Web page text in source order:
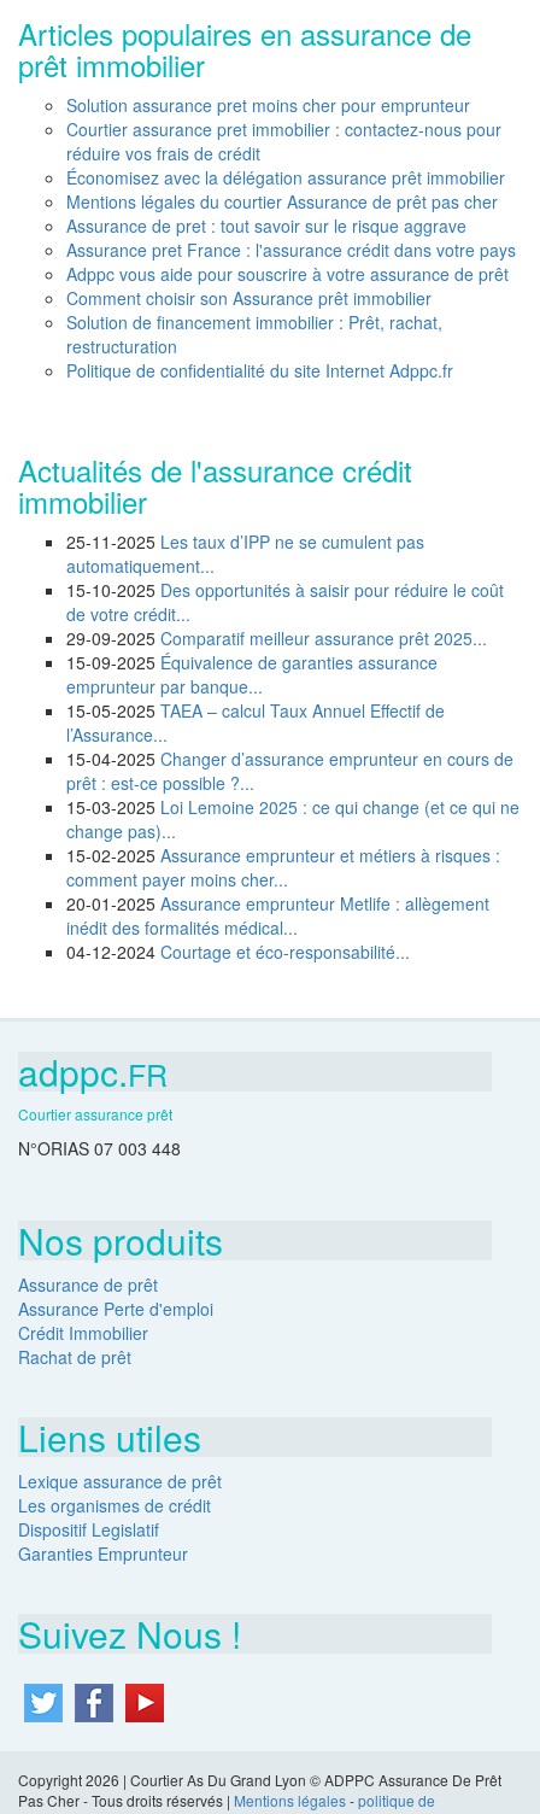
Articles populaires en assurance de
prêt immobilier
Solution assurance pret moins cher pour emprunteur
Courtier assurance pret immobilier : contactez-nous pour
réduire vos frais de crédit
Économisez avec la délégation assurance prêt immobilier
Mentions légales du courtier Assurance de prêt pas cher
Assurance de pret : tout savoir sur le risque aggrave
Assurance pret France : l'assurance crédit dans votre pays
Adppc vous aide pour souscrire à votre assurance de prêt
Comment choisir son Assurance prêt immobilier
Solution de financement immobilier : Prêt, rachat,
restructuration
Politique de confidentialité du site Internet Adppc.fr
Actualités de l'assurance crédit
immobilier
25-11-2025 Les taux d’IPP ne se cumulent pas
automatiquement...
15-10-2025 Des opportunités à saisir pour réduire le coût
de votre crédit...
29-09-2025 Comparatif meilleur assurance prêt 2025...
15-09-2025 Équivalence de garanties assurance
emprunteur par banque...
15-05-2025 TAEA – calcul Taux Annuel Effectif de
l’Assurance...
15-04-2025 Changer d’assurance emprunteur en cours de
prêt : est-ce possible ?...
15-03-2025 Loi Lemoine 2025 : ce qui change (et ce qui ne
change pas)...
15-02-2025 Assurance emprunteur et métiers à risques :
comment payer moins cher...
20-01-2025 Assurance emprunteur Metlife : allègement
inédit des formalités médical...
04-12-2024 Courtage et éco-responsabilité...
adppc.FR
Courtier assurance prêt
N°ORIAS 07 003 448
Nos produits
Assurance de prêt
Assurance Perte d'emploi
Crédit Immobilier
Rachat de prêt
Liens utiles
Lexique assurance de prêt
Les organismes de crédit
Dispositif Legislatif
Garanties Emprunteur
Suivez Nous !
Copyright 2026 | Courtier As Du Grand Lyon © ADPPC Assurance De Prêt
Pas Cher - Tous droits réservés | Mentions légales-politique de